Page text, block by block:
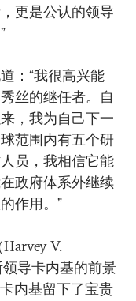
更是公认的领导
：“我很高兴能
丝的继任者。自
，我为自己下一
范围内有五个研
员，我相信它能
政府体系外继续
作用。”
V.
导卡内基的前景
内基留下了宝贵